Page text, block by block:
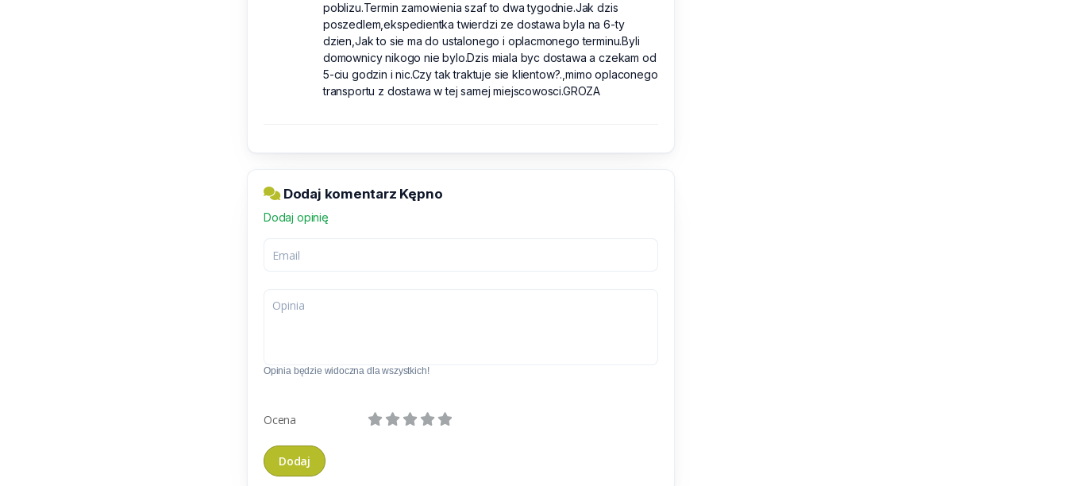
poblizu.Termin zamowienia szaf to dwa tygodnie.Jak dzis
poszedlem,ekspedientka twierdzi ze dostawa byla na 6-ty
dzien,Jak to sie ma do ustalonego i oplacmonego terminu.Byli
domownicy nikogo nie bylo.Dzis miala byc dostawa a czekam od
5-ciu godzin i nic.Czy tak traktuje sie klientow?.,mimo oplaconego
transportu z dostawa w tej samej miejscowosci.GROZA
Dodaj komentarz Kępno
Dodaj opinię
Opinia będzie widoczna dla wszystkich!
Ocena